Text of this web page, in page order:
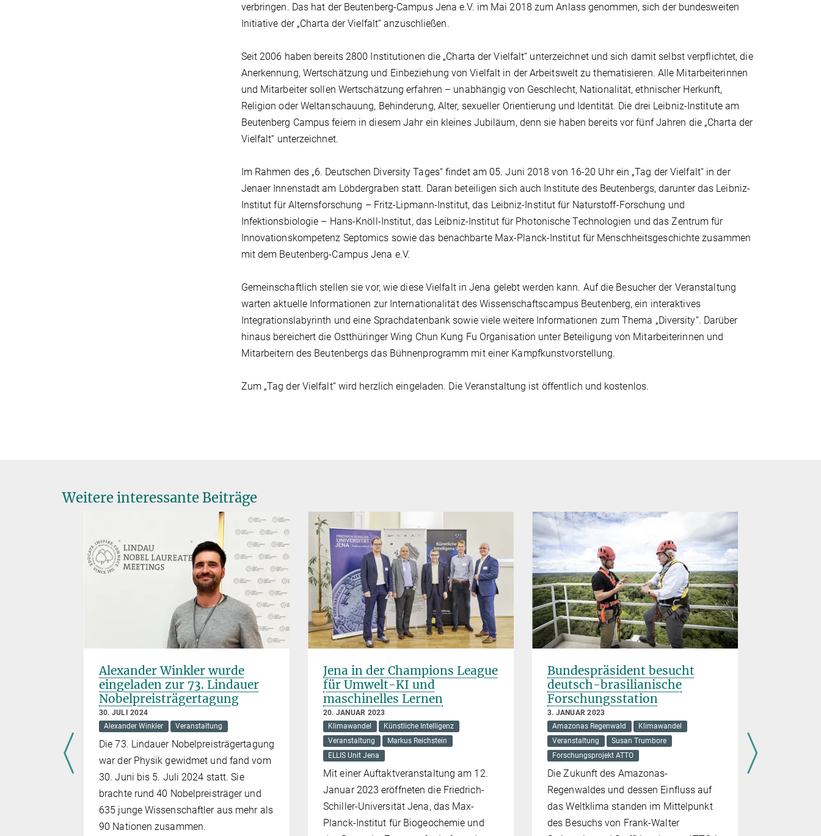
verbringen. Das hat der Beutenberg-Campus Jena e.V. im Mai 2018 zum Anlass genommen, sich der bundesweiten
Initiative der „Charta der Vielfalt“ anzuschließen.
Seit 2006 haben bereits 2800 Institutionen die „Charta der Vielfalt“ unterzeichnet und sich damit selbst verpflichtet, die
Anerkennung, Wertschätzung und Einbeziehung von Vielfalt in der Arbeitswelt zu thematisieren. Alle Mitarbeiterinnen
und Mitarbeiter sollen Wertschätzung erfahren – unabhängig von Geschlecht, Nationalität, ethnischer Herkunft,
Religion oder Weltanschauung, Behinderung, Alter, sexueller Orientierung und Identität. Die drei Leibniz-Institute am
Beutenberg Campus feiern in diesem Jahr ein kleines Jubiläum, denn sie haben bereits vor fünf Jahren die „Charta der
Vielfalt“ unterzeichnet.
Im Rahmen des „6. Deutschen Diversity Tages“ findet am 05. Juni 2018 von 16-20 Uhr ein „Tag der Vielfalt“ in der
Jenaer Innenstadt am Löbdergraben statt. Daran beteiligen sich auch Institute des Beutenbergs, darunter das Leibniz-
Institut für Alternsforschung – Fritz-Lipmann-Institut, das Leibniz-Institut für Naturstoff-Forschung und
Infektionsbiologie – Hans-Knöll-Institut, das Leibniz-Institut für Photonische Technologien und das Zentrum für
Innovationskompetenz Septomics sowie das benachbarte Max-Planck-Institut für Menschheitsgeschichte zusammen
mit dem Beutenberg-Campus Jena e.V.
Gemeinschaftlich stellen sie vor, wie diese Vielfalt in Jena gelebt werden kann. Auf die Besucher der Veranstaltung
warten aktuelle Informationen zur Internationalität des Wissenschaftscampus Beutenberg, ein interaktives
Integrationslabyrinth und eine Sprachdatenbank sowie viele weitere Informationen zum Thema „Diversity“. Darüber
hinaus bereichert die Ostthüringer Wing Chun Kung Fu Organisation unter Beteiligung von Mitarbeiterinnen und
Mitarbeitern des Beutenbergs das Bühnenprogramm mit einer Kampfkunstvorstellung.
Zum „Tag der Vielfalt“ wird herzlich eingeladen. Die Veranstaltung ist öffentlich und kostenlos.
Weitere interessante Beiträge
Alexander Winkler wurde
eingeladen zur 73. Lindauer
Nobelpreisträgertagung
30. JULI 2024
Alexander Winkler
Veranstaltung
Die 73. Lindauer Nobelpreisträgertagung
war der Physik gewidmet und fand vom
30. Juni bis 5. Juli 2024 statt. Sie
brachte rund 40 Nobelpreisträger und
635 junge Wissenschaftler aus mehr als
90 Nationen zusammen.
Jena in der Champions League
für Umwelt-KI und
maschinelles Lernen
20. JANUAR 2023
Klimawandel
Künstliche Intelligenz
Veranstaltung
Markus Reichstein
ELLIS Unit Jena
Mit einer Auftaktveranstaltung am 12.
Januar 2023 eröffneten die Friedrich-
Schiller-Universität Jena, das Max-
Planck-Institut für Biogeochemie und
Bundespräsident besucht
deutsch-brasilianische
Forschungsstation
3. JANUAR 2023
Amazonas Regenwald
Klimawandel
Veranstaltung
Susan Trumbore
Forschungsprojekt ATTO
Die Zukunft des Amazonas-
Regenwaldes und dessen Einfluss auf
das Weltklima standen im Mittelpunkt
des Besuchs von Frank-Walter